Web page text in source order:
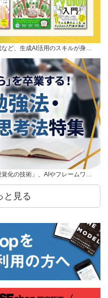
など、生成AI活用のスキルが身…
覚化の技術」、AIやフレームワ…
と見る